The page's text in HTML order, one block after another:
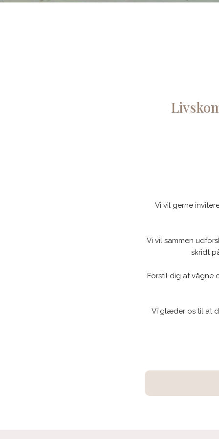
Vi vil gerne
Vi vil sammen
skridt
Forstil dig at vågne
Vi glæder os til at